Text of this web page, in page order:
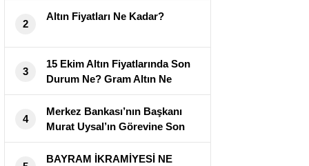
2
Altın Fiyatları Ne Kadar?
3
15 Ekim Altın Fiyatlarında Son
Durum Ne? Gram Altın Ne
Kadar?
4
Merkez Bankası’nın Başkanı
Murat Uysal’ın Görevine Son
Verildi
BAYRAM İKRAMİYESİ NE